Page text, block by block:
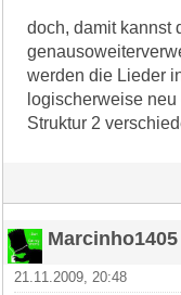
doch, damit kannst
werden die Lieder
logischerweise
Struktur 2
Marcinho1405
21.11.2009, 20:48